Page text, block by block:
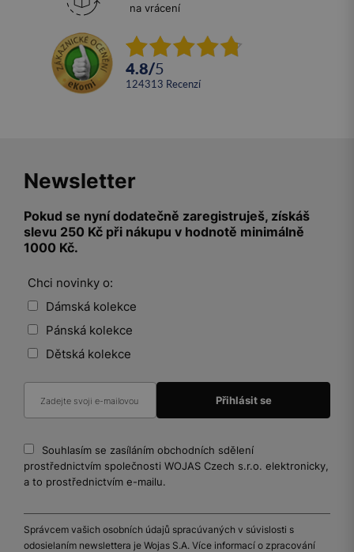
na vrácení
4.8/5
124313 recenzí
Newsletter
Pokud se nyní dodatečně zaregistruješ, získáš
slevu 250 Kč při nákupu v hodnotě minimálně
1000 Kč.
Chci novinky o:
Dámská kolekce
Pánská kolekce
Dětská kolekce
Souhlasím se zasíláním obchodních sdělení
prostřednictvím společnosti WOJAS Czech s.r.o. elektronicky,
a to prostřednictvím e-mailu.
Správcem vašich osobních údajů spracúvaných v súvislosti s
odosielaním newslettera je Wojas S.A. Více informací o zpracování